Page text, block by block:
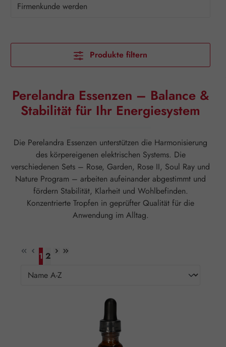
Firmenkunde werden
Produkte filtern
Perelandra Essenzen – Balance &
Stabilität für Ihr Energiesystem
Die Perelandra Essenzen unterstützen die Harmonisierung
des körpereigenen elektrischen Systems. Die
verschiedenen Sets – Rose, Garden, Rose II, Soul Ray und
Nature Program – arbeiten aufeinander abgestimmt und
fördern Stabilität, Klarheit und Wohlbefinden.
Konzentrierte Tropfen in geprüfter Qualität für die
Anwendung im Alltag.
Seite
1 2